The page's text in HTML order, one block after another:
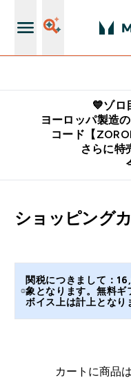
💙ゾロ
ヨーロッパ製造
コード【
さらに特
ショッピング
関税につきまして：
象となります。無料ギ
ボイス上は計上とな
カートに商品